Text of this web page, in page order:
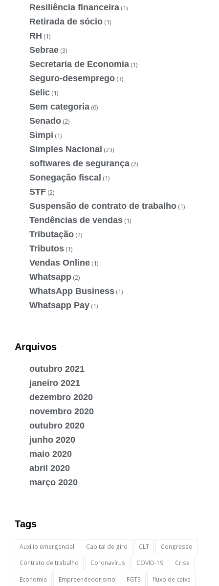
Resiliência financeira (1)
Retirada de sócio (1)
RH (1)
Sebrae (3)
Secretaria de Economia (1)
Seguro-desemprego (3)
Selic (1)
Sem categoria (6)
Senado (2)
Simpi (1)
Simples Nacional (23)
softwares de segurança (2)
Sonegação fiscal (1)
STF (2)
Suspensão de contrato de trabalho (1)
Tendências de vendas (1)
Tributação (2)
Tributos (1)
Vendas Online (1)
Whatsapp (2)
WhatsApp Business (1)
Whatsapp Pay (1)
Arquivos
outubro 2021
janeiro 2021
dezembro 2020
novembro 2020
outubro 2020
junho 2020
maio 2020
abril 2020
março 2020
Tags
Auxílio emergencial Capital de giro CLT
Congresso
Contrato de trabalho
Coronavírus COVID-19
Crise
Economia
Empreendedorismo FGTS
fluxo de caixa